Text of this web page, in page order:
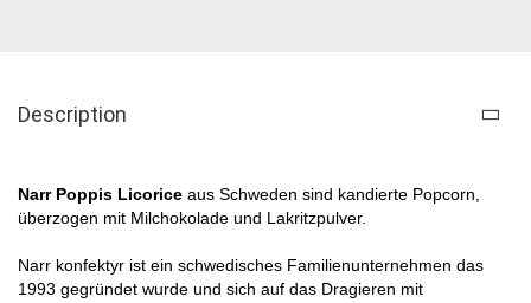
Description
Narr Poppis Licorice​ aus Schweden sind kandierte Popcorn,
überzogen mit Milchokolade und Lakritzpulver.​
Narr konfektyr ist ein schwedisches Familienunternehmen das
1993 gegründet wurde und sich auf das Dragieren mit